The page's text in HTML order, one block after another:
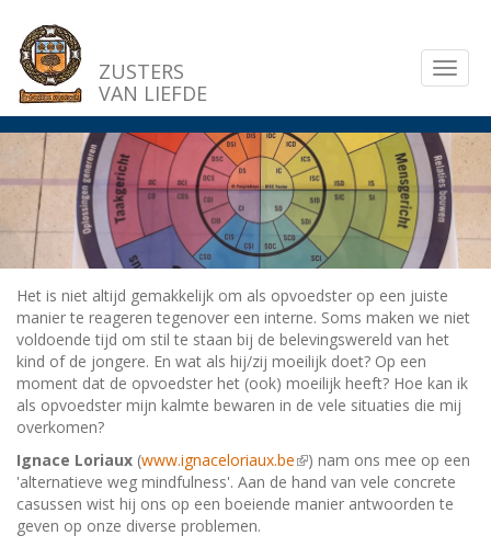
Overslaan
naar
inhoud
gaan
ZUSTERS
VAN LIEFDE
Het is niet altijd gemakkelijk om als opvoedster op een juiste
manier te reageren tegenover een interne. Soms maken we niet
voldoende tijd om stil te staan bij de belevingswereld van het
kind of de jongere. En wat als hij/zij moeilijk doet? Op een
moment dat de opvoedster het (ook) moeilijk heeft? Hoe kan ik
als opvoedster mijn kalmte bewaren in de vele situaties die mij
overkomen?
Ignace Loriaux (www.ignaceloriaux.be(link
is
external)
) nam ons mee op een
'alternatieve weg mindfulness'. Aan de hand van vele concrete
casussen wist hij ons op een boeiende manier antwoorden te
geven op onze diverse problemen.